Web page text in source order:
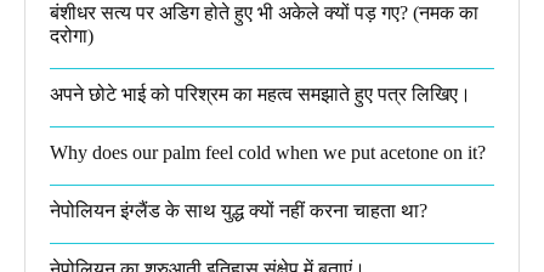
बंशीधर सत्य पर अडिग होते हुए भी अकेले क्यों पड़ गए? (नमक का
दरोगा)
अपने छोटे भाई को परिश्रम का महत्व समझाते हुए पत्र लिखिए।
Why does our palm feel cold when we put acetone on it?
नेपोलियन इंग्लैंड के साथ युद्ध क्यों नहीं करना चाहता था​?